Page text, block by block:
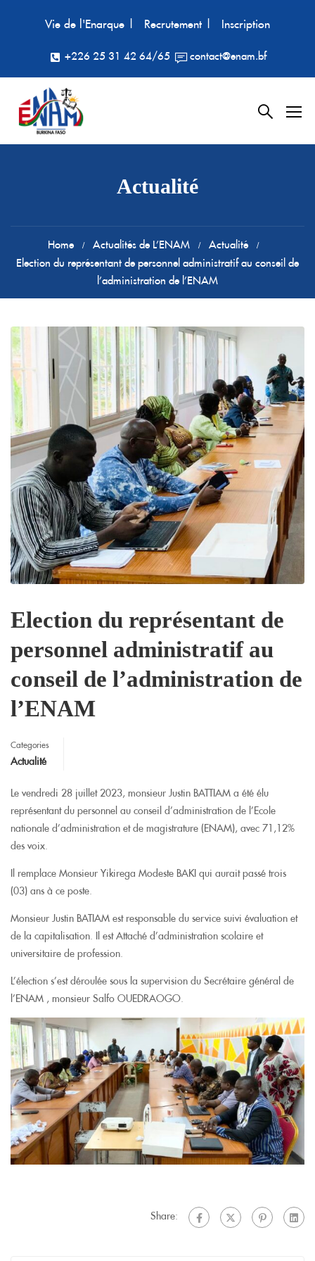
+226 25 31 42 64/65 contact@enam.bf
Vie de l'Enarque | Recrutement | Inscription
Actualité
Home Actualités de L’ENAM
Actualité
Election du représentant de personnel administratif au conseil de
l’administration de l’ENAM
Election du représentant de
personnel administratif au
conseil de l’administration de
l’ENAM
Categories
Actualité
Le vendredi 28 juillet 2023, monsieur Justin BATTIAM a été élu
représentant du personnel au conseil d’administration de l’Ecole
nationale d’administration et de magistrature (ENAM), avec 71,12%
des voix.
Il remplace Monsieur Yikirega Modeste BAKI qui aurait passé trois
(03) ans à ce poste.
Monsieur Justin BATIAM est responsable du service suivi évaluation et
de la capitalisation. Il est Attaché d’administration scolaire et
universitaire de profession.
L’élection s’est déroulée sous la supervision du Secrétaire général de
l’ENAM , monsieur Salfo OUEDRAOGO.
Share: